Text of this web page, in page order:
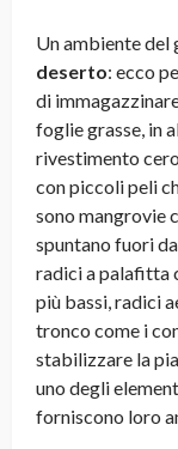
Un ambiente del
deserto: ecco
di
foglie grasse, in
rivestimento
con piccoli peli
sono mangrovie
spuntano fuori
radici a palafitta
più bassi, radici
tronco come i
stabilizzare la
uno degli
forniscono loro